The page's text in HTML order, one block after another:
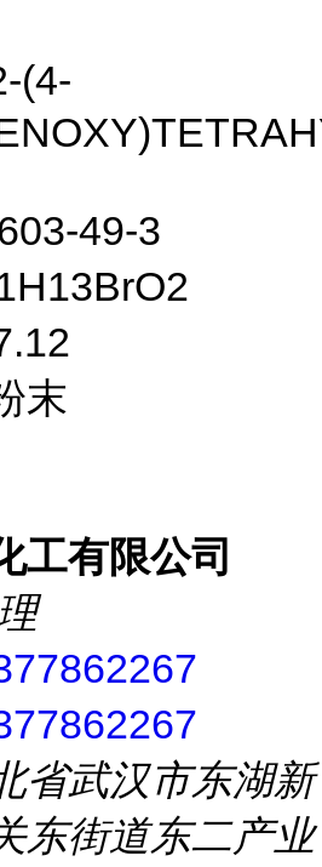
(4-
49-3
末
工有限公司
省武汉市东湖新
东街道东二产业